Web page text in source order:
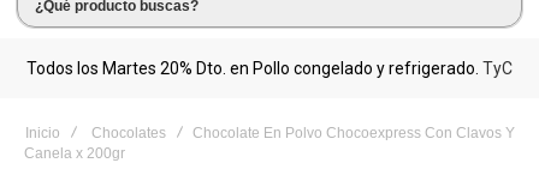
Todos los Martes 20% Dto. en Pollo congelado y refrigerado. TyC
Inicio Chocolates
Chocolate En Polvo Chocoexpress Con Clavos Y
Canela x 200gr